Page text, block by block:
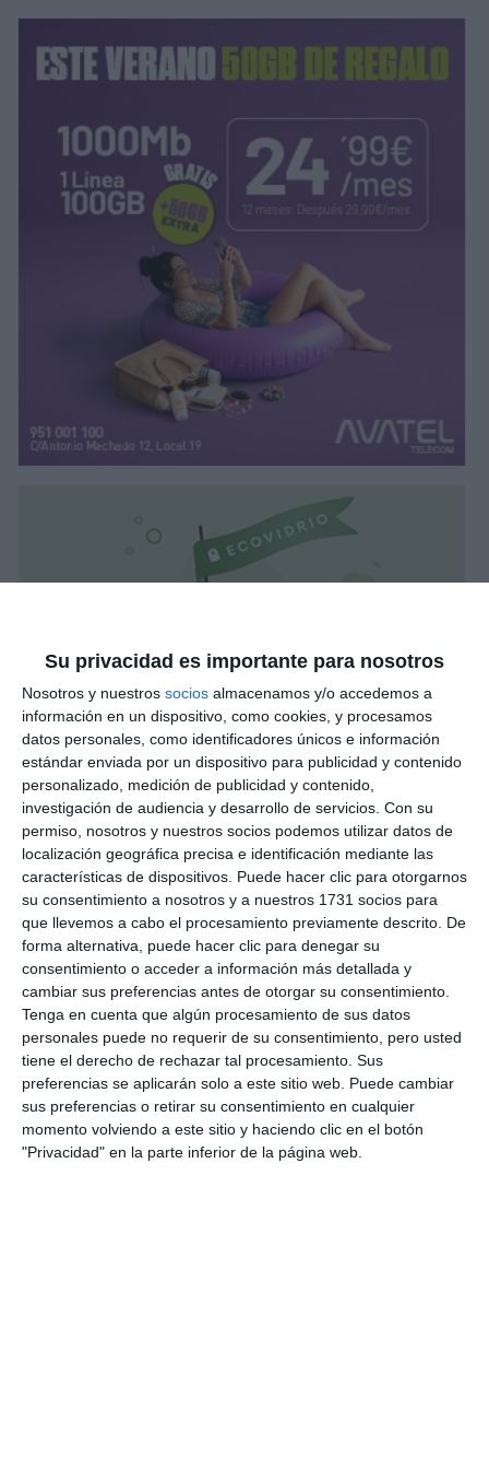
Su privacidad es importante para nosotros
Nosotros y nuestros socios almacenamos y/o accedemos a
información en un dispositivo, como cookies, y procesamos
datos personales, como identificadores únicos e información
estándar enviada por un dispositivo para publicidad y contenido
personalizado, medición de publicidad y contenido,
investigación de audiencia y desarrollo de servicios. Con su
permiso, nosotros y nuestros socios podemos utilizar datos de
localización geográfica precisa e identificación mediante las
características de dispositivos. Puede hacer clic para otorgarnos
su consentimiento a nosotros y a nuestros 1731 socios para
que llevemos a cabo el procesamiento previamente descrito. De
forma alternativa, puede hacer clic para denegar su
consentimiento o acceder a información más detallada y
cambiar sus preferencias antes de otorgar su consentimiento.
Tenga en cuenta que algún procesamiento de sus datos
personales puede no requerir de su consentimiento, pero usted
tiene el derecho de rechazar tal procesamiento. Sus
preferencias se aplicarán solo a este sitio web. Puede cambiar
sus preferencias o retirar su consentimiento en cualquier
momento volviendo a este sitio y haciendo clic en el botón
"Privacidad" en la parte inferior de la página web.